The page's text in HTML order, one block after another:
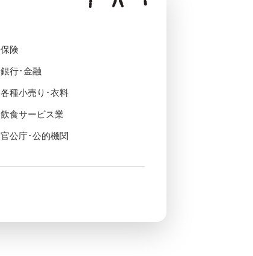
保険
銀行･金融
各種小売り･衣料
飲食サービス業
官公庁･公的機関